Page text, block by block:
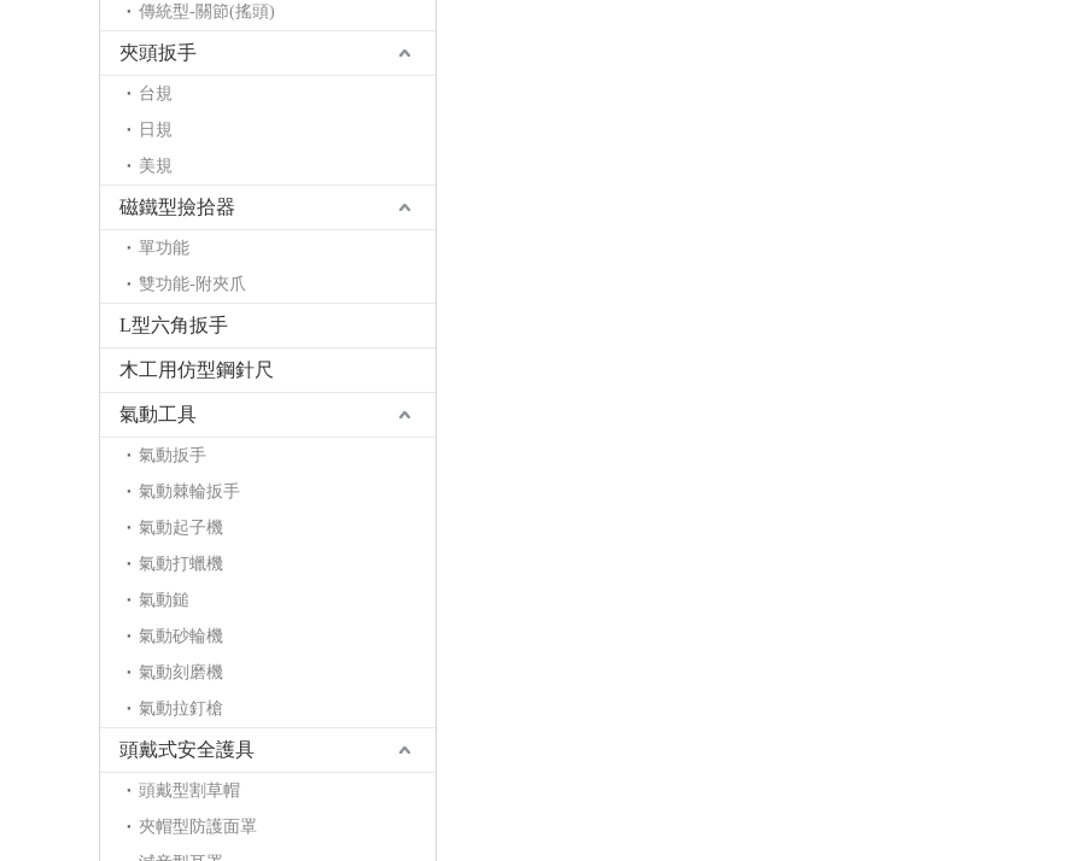
傳統型-關節(搖頭)
夾頭扳手
台規
日規
美規
磁鐵型撿拾器
單功能
雙功能-附夾爪
L型六角扳手
木工用仿型鋼針尺
氣動工具
氣動扳手
氣動棘輪扳手
氣動起子機
氣動打蠟機
氣動鎚
氣動砂輪機
氣動刻磨機
氣動拉釘槍
頭戴式安全護具
頭戴型割草帽
夾帽型防護面罩